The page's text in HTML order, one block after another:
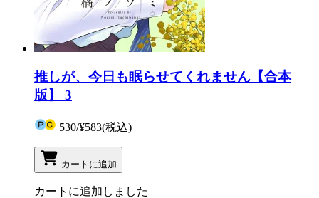
推しが、今日も眠らせてくれません【合本
版】 3
530/¥583(税込)
カートに追加
カートに追加しました